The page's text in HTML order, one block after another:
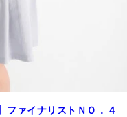
ファイナリストＮＯ．４